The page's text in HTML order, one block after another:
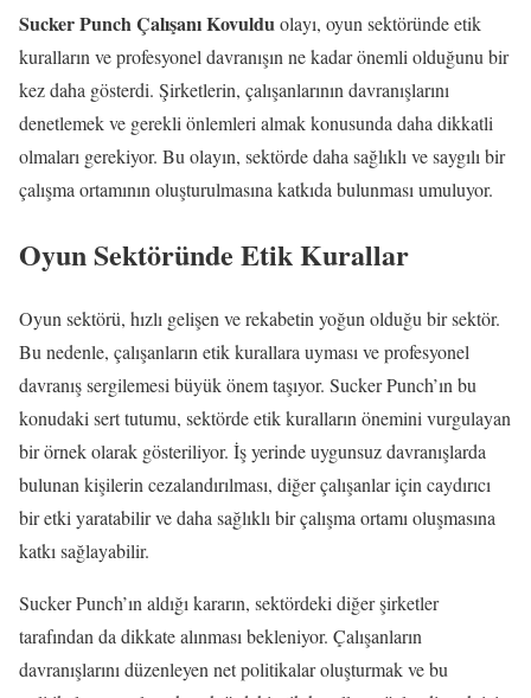
Sucker Punch Çalışanı Kovulduolayı, oyun sektöründe etik
kuralların ve profesyonel davranışın ne kadar önemli olduğunu bir
kez daha gösterdi. Şirketlerin, çalışanlarının davranışlarını
denetlemek ve gerekli önlemleri almak konusunda daha dikkatli
olmaları gerekiyor. Bu olayın, sektörde daha sağlıklı ve saygılı bir
çalışma ortamının oluşturulmasına katkıda bulunması umuluyor.
Oyun Sektöründe Etik Kurallar
Oyun sektörü, hızlı gelişen ve rekabetin yoğun olduğu bir sektör.
Bu nedenle, çalışanların etik kurallara uyması ve profesyonel
davranış sergilemesi büyük önem taşıyor. Sucker Punch’ın bu
konudaki sert tutumu, sektörde etik kuralların önemini vurgulayan
bir örnek olarak gösteriliyor. İş yerinde uygunsuz davranışlarda
bulunan kişilerin cezalandırılması, diğer çalışanlar için caydırıcı
bir etki yaratabilir ve daha sağlıklı bir çalışma ortamı oluşmasına
katkı sağlayabilir.
Sucker Punch’ın aldığı kararın, sektördeki diğer şirketler
tarafından da dikkate alınması bekleniyor. Çalışanların
davranışlarını düzenleyen net politikalar oluşturmak ve bu